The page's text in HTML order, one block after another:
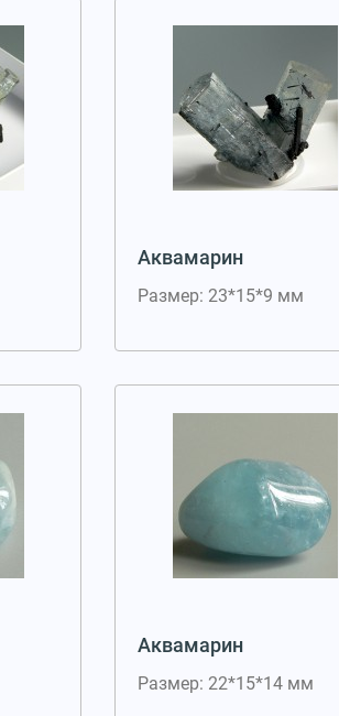
Аквамарин
Размер: 23*15*9 мм
Аквамарин
Размер: 22*15*14 мм